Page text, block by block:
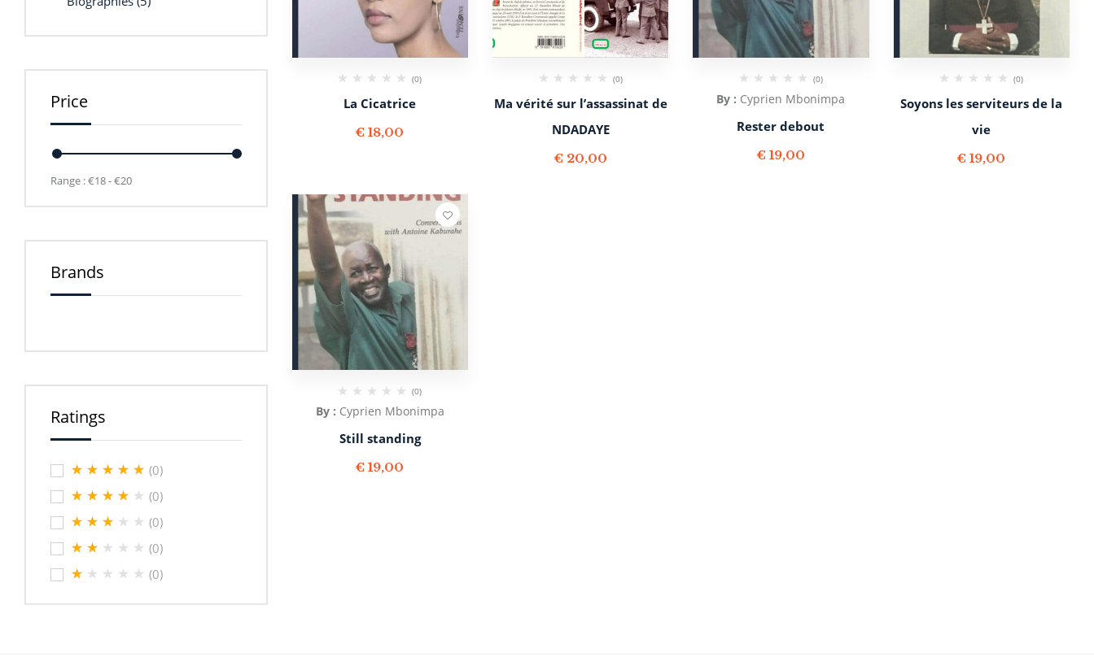
Price
Range :€18 - €20
Brands
Ratings
(0)
(0)
(0)
(0)
(0)
(0)
La Cicatrice
€ 18,00
(0)
Ma vérité sur l’assassinat de
NDADAYE
€ 20,00
(0)
By : Cyprien Mbonimpa
Rester debout
€ 19,00
(0)
Soyons les serviteurs de la
vie
€ 19,00
(0)
By : Cyprien Mbonimpa
Still standing
€ 19,00